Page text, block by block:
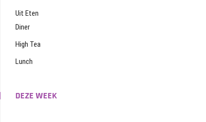
Uit Eten
Diner
High Tea
Lunch
DEZE WEEK